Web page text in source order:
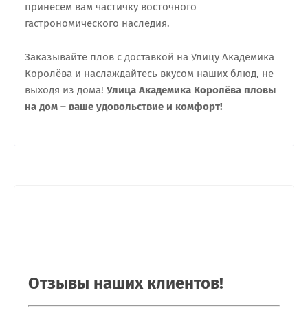
принесем вам частичку восточного
гастрономического наследия.
Заказывайте плов с доставкой на Улицу Академика
Королёва и наслаждайтесь вкусом наших блюд, не
выходя из дома! Улица Академика Королёва пловы
на дом – ваше удовольствие и комфорт!
Отзывы наших клиентов!